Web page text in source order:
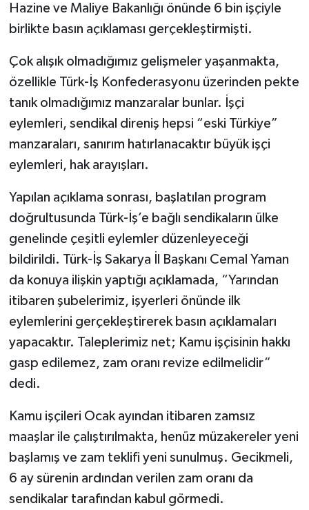
Hazine ve Maliye Bakanlığı önünde 6 bin işçiyle
birlikte basın açıklaması gerçekleştirmişti.
Çok alışık olmadığımız gelişmeler yaşanmakta,
özellikle Türk-İş Konfederasyonu üzerinden pekte
tanık olmadığımız manzaralar bunlar. İşçi
eylemleri, sendikal direniş hepsi “eski Türkiye”
manzaraları, sanırım hatırlanacaktır büyük işçi
eylemleri, hak arayışları.
Yapılan açıklama sonrası, başlatılan program
doğrultusunda Türk-İş’e bağlı sendikaların ülke
genelinde çeşitli eylemler düzenleyeceği
bildirildi. Türk-İş Sakarya İl Başkanı Cemal Yaman
da konuya ilişkin yaptığı açıklamada, “Yarından
itibaren şubelerimiz, işyerleri önünde ilk
eylemlerini gerçekleştirerek basın açıklamaları
yapacaktır. Taleplerimiz net; Kamu işçisinin hakkı
gasp edilemez, zam oranı revize edilmelidir”
dedi.
Kamu işçileri Ocak ayından itibaren zamsız
maaşlar ile çalıştırılmakta, henüz müzakereler yeni
başlamış ve zam teklifi yeni sunulmuş. Gecikmeli,
6 ay sürenin ardından verilen zam oranı da
sendikalar tarafından kabul görmedi.